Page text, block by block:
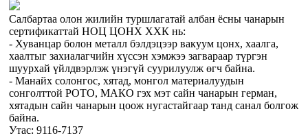
Салбартаа олон жилийн туршлагатай албан ёсны чанарын
сертификаттай НОЦ ЦОНХ ХХК нь:
- Хуванцар болон металл бэлдэцээр вакуум цонх, хаалга,
хаалтыг захиалагчийн хүссэн хэмжээ загвараар түргэн
шуурхай үйлдвэрлэж үнэгүй суурилуулж өгч байна.
- Манайх солонгос, хятад, монгол материалуудын
сонголттой РОТО, МАКО гэх мэт сайн чанарын герман,
хятадын сайн чанарын цоож нугастайгаар танд санал болгож
байна.
Утас: 9116-7137